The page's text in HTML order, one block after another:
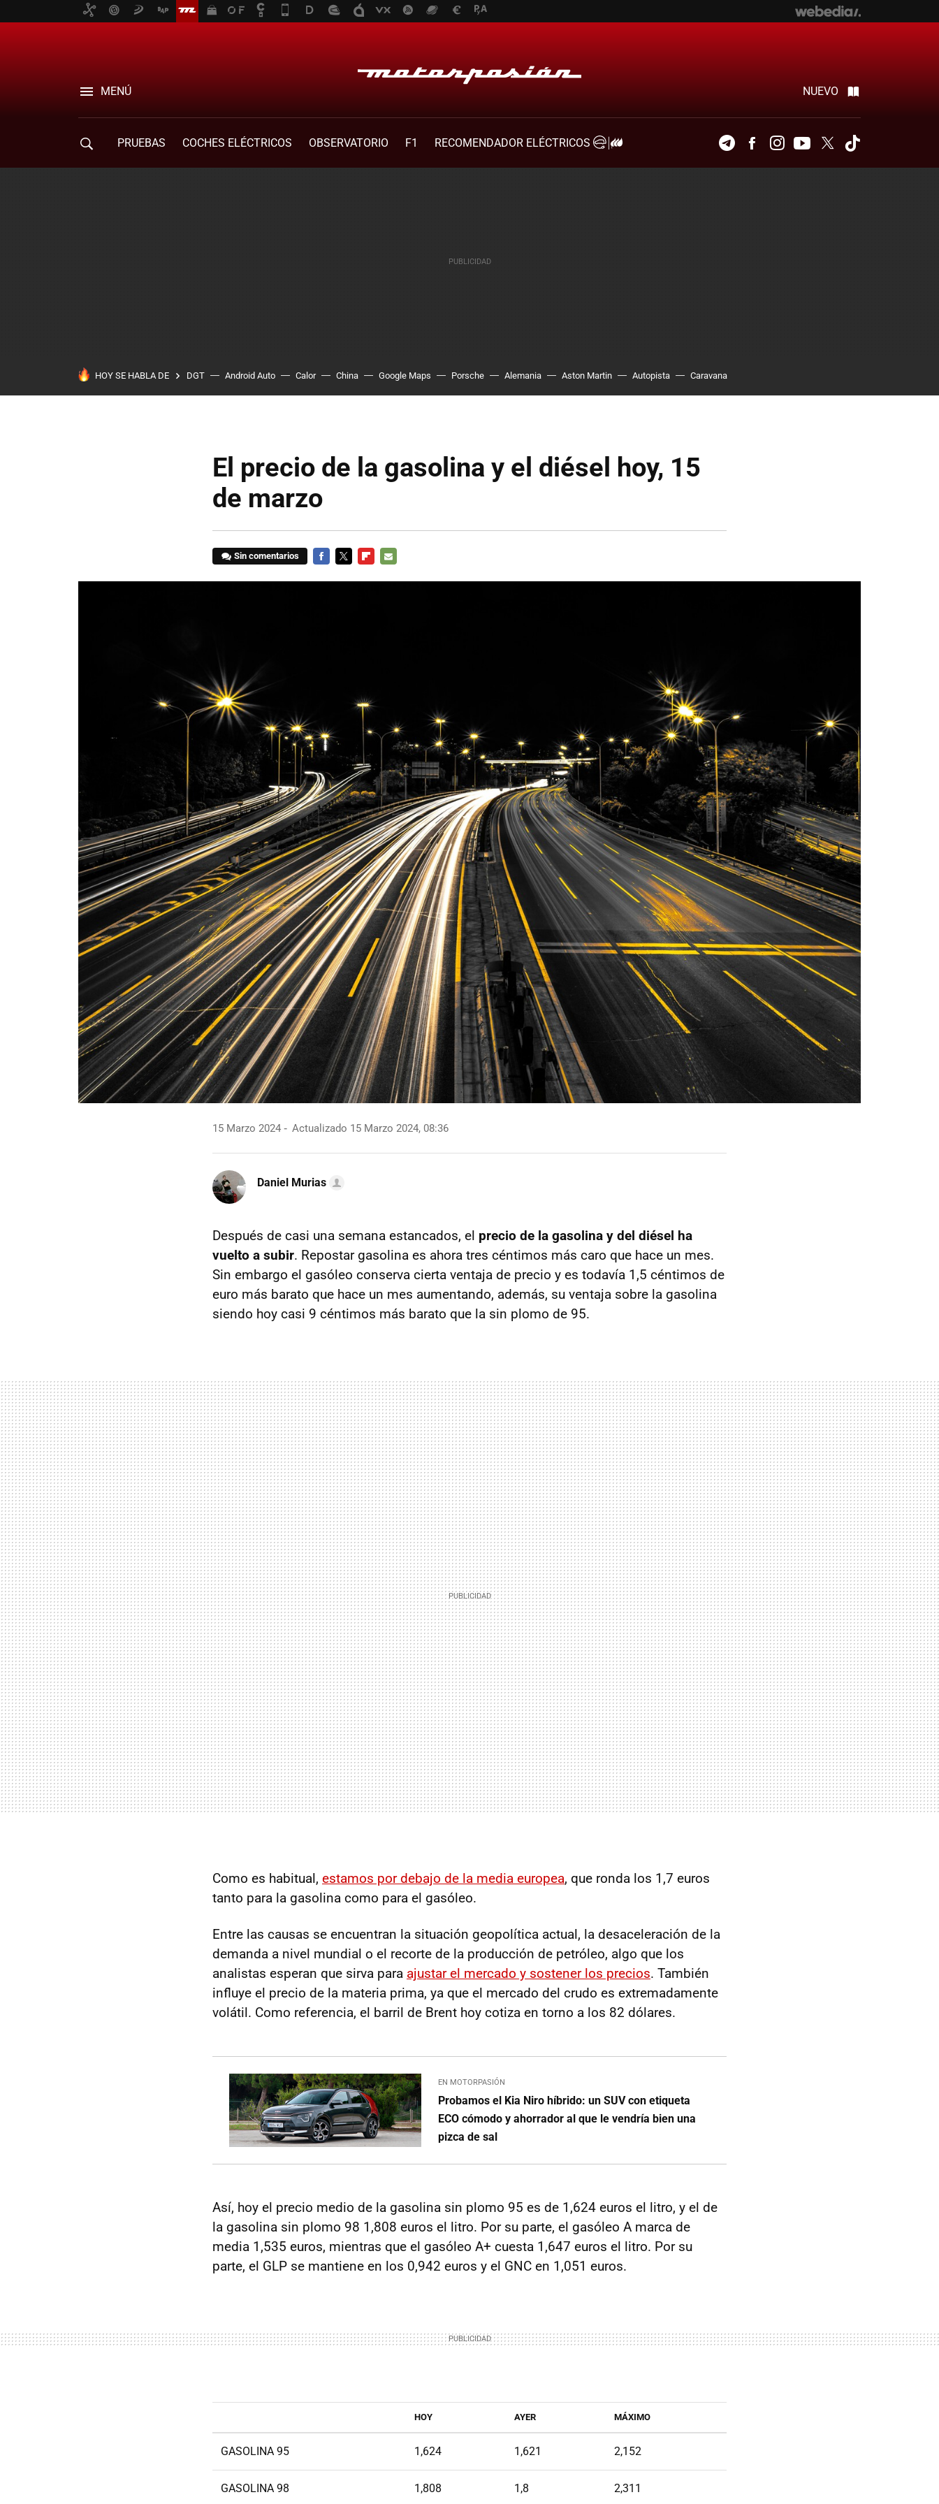
MENÚ NUEVO
PRUEBAS COCHES ELÉCTRICOS OBSERVATORIO F1
RECOMENDADOR ELÉCTRICOS
TelegramFacebookInstagramYoutubeTwitter
HOY SE HABLA DE DGT Android Auto Calor China Google Maps Porsche Alemania Aston Martin Autopista Caravana
El precio de la gasolina y el diésel hoy, 15
de marzo
Sin comentarios
15 Marzo 2024 Actualizado 15 Marzo 2024, 08:36
Daniel Murias
Después de casi una semana estancados, el precio de la gasolina y del diésel ha
vuelto a subir. Repostar gasolina es ahora tres céntimos más caro que hace un mes.
Sin embargo el gasóleo conserva cierta ventaja de precio y es todavía 1,5 céntimos de
euro más barato que hace un mes aumentando, además, su ventaja sobre la gasolina
siendo hoy casi 9 céntimos más barato que la sin plomo de 95.
Como es habitual, estamos por debajo de la media europea, que ronda los 1,7 euros
tanto para la gasolina como para el gasóleo.
Entre las causas se encuentran la situación geopolítica actual, la desaceleración de la
demanda a nivel mundial o el recorte de la producción de petróleo, algo que los
analistas esperan que sirva para ajustar el mercado y sostener los precios. También
influye el precio de la materia prima, ya que el mercado del crudo es extremadamente
volátil. Como referencia, el barril de Brent hoy cotiza en torno a los 82 dólares.
EN MOTORPASIÓN
Probamos el Kia Niro híbrido: un SUV con etiqueta
ECO cómodo y ahorrador al que le vendría bien una
pizca de sal
Así, hoy el precio medio de la gasolina sin plomo 95 es de 1,624 euros el litro, y el de
la gasolina sin plomo 98 1,808 euros el litro. Por su parte, el gasóleo A marca de
media 1,535 euros, mientras que el gasóleo A+ cuesta 1,647 euros el litro. Por su
parte, el GLP se mantiene en los 0,942 euros y el GNC en 1,051 euros.
HOY AYER MÁXIMO
GASOLINA 95 1,624 1,621 2,152
GASOLINA 98 1,808 1,8 2,311